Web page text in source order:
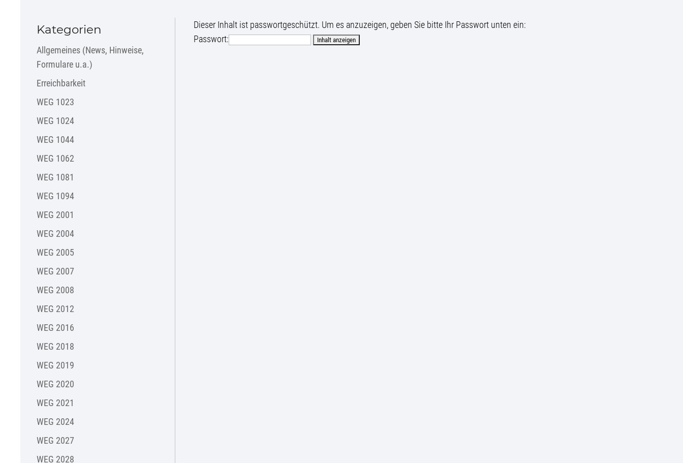
Kategorien
Allgemeines (News, Hinweise,
Formulare u.a.)
Erreichbarkeit
WEG 1023
WEG 1024
WEG 1044
WEG 1062
WEG 1081
WEG 1094
WEG 2001
WEG 2004
WEG 2005
WEG 2007
WEG 2008
WEG 2012
WEG 2016
WEG 2018
WEG 2019
WEG 2020
WEG 2021
WEG 2024
WEG 2027
WEG 2028
Dieser Inhalt ist passwortgeschützt. Um es anzuzeigen, geben Sie bitte Ihr Passwort unten ein:
Passwort: